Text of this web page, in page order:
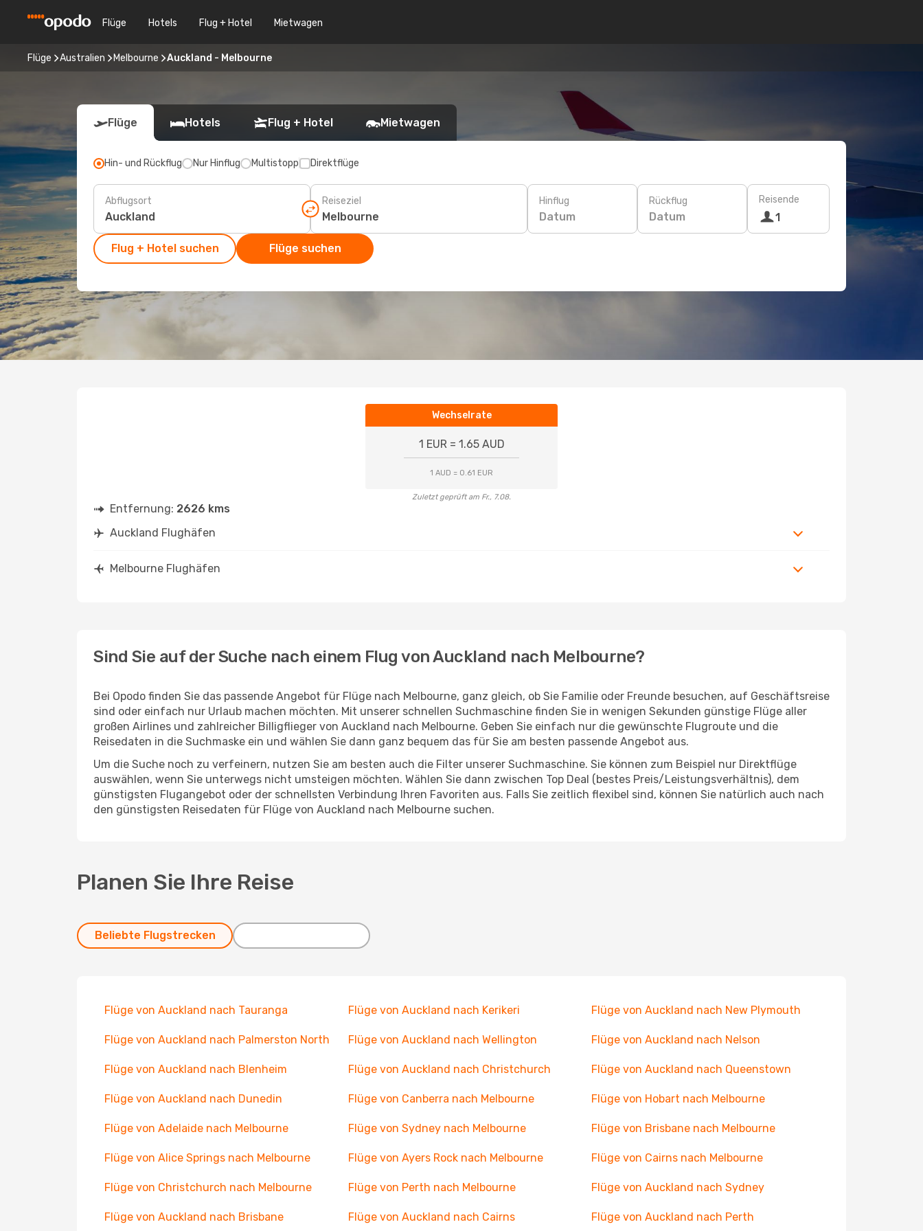
Flüge Hotels Flug + Hotel Mietwagen
Flüge Australien Melbourne Auckland - Melbourne
Flüge Hotels Flug + Hotel Mietwagen
Hin- und Rückflug Nur Hinflug Multistopp Direktflüge
Abflugsort Reiseziel Hinflug
Datum
Rückflug
Datum
Reisende
1
Flug + Hotel suchen Flüge suchen
Wechselrate
1 EUR = 1.65 AUD
1 AUD = 0.61 EUR
Zuletzt geprüft am Fr., 7.08.
Entfernung: 2626 kms
Auckland Flughäfen
Melbourne Flughäfen
Sind Sie auf der Suche nach einem Flug von Auckland nach Melbourne?
Bei Opodo finden Sie das passende Angebot für Flüge nach Melbourne, ganz gleich, ob Sie Familie oder Freunde besuchen, auf Geschäftsreise
sind oder einfach nur Urlaub machen möchten. Mit unserer schnellen Suchmaschine finden Sie in wenigen Sekunden günstige Flüge aller
großen Airlines und zahlreicher Billigflieger von Auckland nach Melbourne. Geben Sie einfach nur die gewünschte Flugroute und die
Reisedaten in die Suchmaske ein und wählen Sie dann ganz bequem das für Sie am besten passende Angebot aus.
Um die Suche noch zu verfeinern, nutzen Sie am besten auch die Filter unserer Suchmaschine. Sie können zum Beispiel nur Direktflüge
auswählen, wenn Sie unterwegs nicht umsteigen möchten. Wählen Sie dann zwischen Top Deal (bestes Preis/Leistungsverhältnis), dem
günstigsten Flugangebot oder der schnellsten Verbindung Ihren Favoriten aus. Falls Sie zeitlich flexibel sind, können Sie natürlich auch nach
den günstigsten Reisedaten für Flüge von Auckland nach Melbourne suchen.
Planen Sie Ihre Reise
Beliebte Flugstrecken
Flüge von Auckland nach Tauranga Flüge von Auckland nach Kerikeri Flüge von Auckland nach New Plymouth
Flüge von Auckland nach Palmerston North Flüge von Auckland nach Wellington Flüge von Auckland nach Nelson
Flüge von Auckland nach Blenheim Flüge von Auckland nach Christchurch Flüge von Auckland nach Queenstown
Flüge von Auckland nach Dunedin Flüge von Canberra nach Melbourne Flüge von Hobart nach Melbourne
Flüge von Adelaide nach Melbourne Flüge von Sydney nach Melbourne Flüge von Brisbane nach Melbourne
Flüge von Alice Springs nach Melbourne Flüge von Ayers Rock nach Melbourne Flüge von Cairns nach Melbourne
Flüge von Christchurch nach Melbourne Flüge von Perth nach Melbourne Flüge von Auckland nach Sydney
Flüge von Auckland nach Brisbane Flüge von Auckland nach Cairns Flüge von Auckland nach Perth